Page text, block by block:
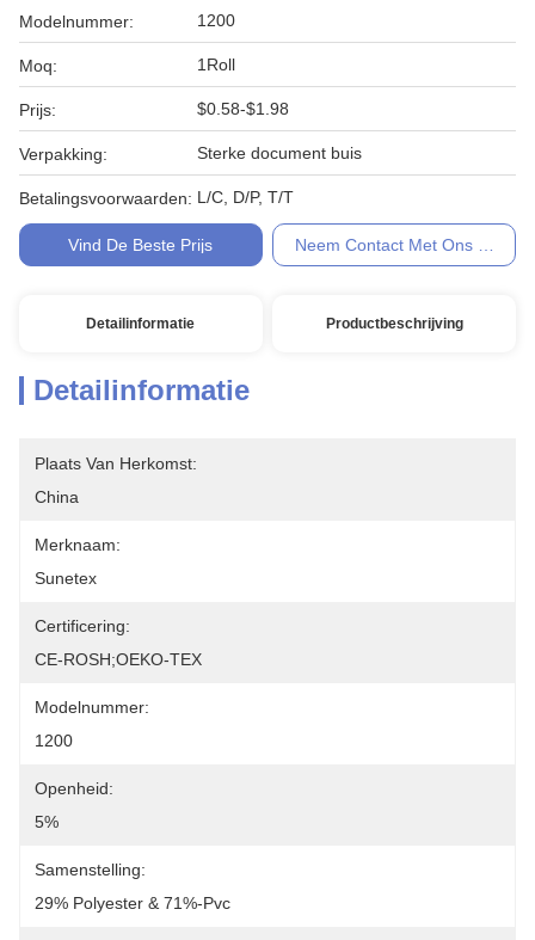
Modelnummer: 1200
Moq: 1Roll
Prijs: $0.58-$1.98
Verpakking: Sterke document buis
Betalingsvoorwaarden: L/C, D/P, T/T
Vind De Beste Prijs Neem Contact Met Ons Op
Detailinformatie Productbeschrijving
Detailinformatie
Plaats Van Herkomst:
China
Merknaam:
Sunetex
Certificering:
CE-ROSH;OEKO-TEX
Modelnummer:
1200
Openheid:
5%
Samenstelling:
29% Polyester & 71%-Pvc